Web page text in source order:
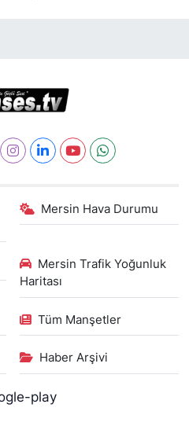
Mersin Hava Durumu
Mersin Trafik Yoğunluk
Haritası
Tüm Manşetler
Haber Arşivi